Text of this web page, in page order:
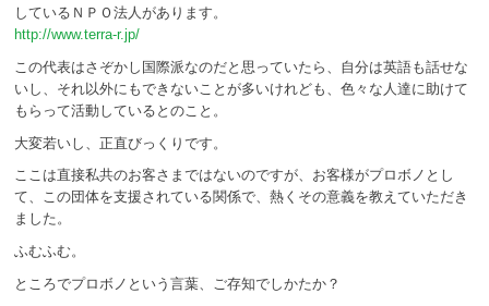
しているＮＰＯ法人があります。
http://www.terra-r.jp/
この代表はさぞかし国際派なのだと思っていたら、自分は英語も話せな
いし、それ以外にもできないことが多いけれども、色々な人達に助けて
もらって活動しているとのこと。
大変若いし、正直びっくりです。
ここは直接私共のお客さまではないのですが、お客様がプロボノとし
て、この団体を支援されている関係で、熱くその意義を教えていただき
ました。
ふむふむ。
ところでプロボノという言葉、ご存知でしかたか？